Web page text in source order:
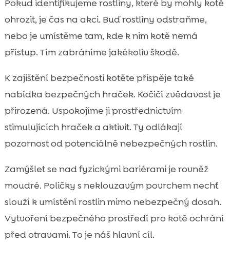
Pokud identifikujeme rostliny, které by mohly kotě
ohrozit, je čas na akci. Buď rostliny odstraňme,
nebo je umístěme tam, kde k nim kotě nemá
přístup. Tím zabráníme jakékoliv škodě.
K zajištění bezpečnosti kotěte přispěje také
nabídka bezpečných hraček. Kočičí zvědavost je
přirozená. Uspokojíme ji prostřednictvím
stimulujících hraček a aktivit. Ty odlákají
pozornost od potenciálně nebezpečných rostlin.
Zamýšlet se nad fyzickými bariérami je rovněž
moudré. Poličky s neklouzavým povrchem nechť
slouží k umístění rostlin mimo nebezpečný dosah.
Vytvoření bezpečného prostředí pro kotě ochrání
před otravami. To je náš hlavní cíl.